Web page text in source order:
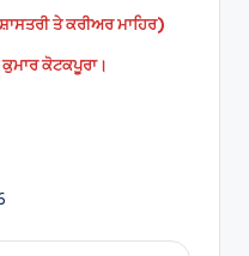
ਤੇ ਕਰੀਅਰ ਮਾਹਿਰ)
ਕੋਟਕਪੂਰਾ।